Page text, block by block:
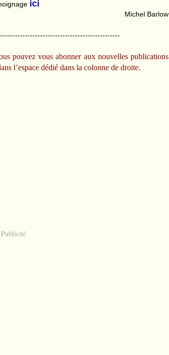
ici
Michel Barlow
pouvez vous abonner aux nouvelles publications
l’espace dédié dans la colonne de droite.
Publicité